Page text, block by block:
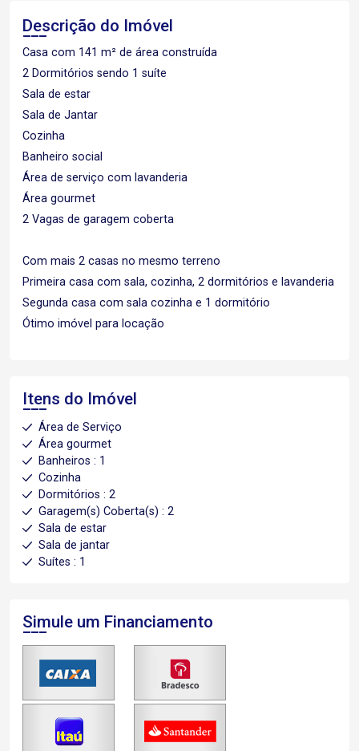
Descrição do Imóvel
Casa com 141 m² de área construída
2 Dormitórios sendo 1 suíte
Sala de estar
Sala de Jantar
Cozinha
Banheiro social
Área de serviço com lavanderia
Área gourmet
2 Vagas de garagem coberta
Com mais 2 casas no mesmo terreno
Primeira casa com sala, cozinha, 2 dormitórios e lavanderia
Segunda casa com sala cozinha e 1 dormitório
Ótimo imóvel para locação
Itens do Imóvel
Área de Serviço
Área gourmet
Banheiros : 1
Cozinha
Dormitórios : 2
Garagem(s) Coberta(s) : 2
Sala de estar
Sala de jantar
Suítes : 1
Simule um Financiamento